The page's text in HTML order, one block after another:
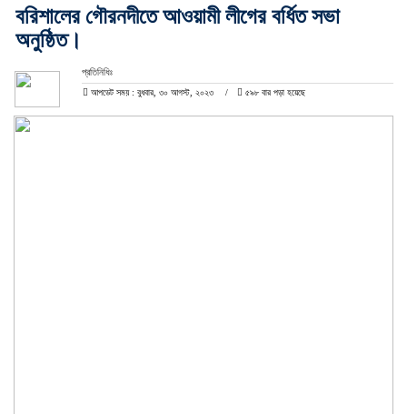
বরিশালের গৌরনদীতে আওয়ামী লীগের বর্ধিত সভা
অনুষ্ঠিত।
প্রতিনিধিঃ
আপডেট সময় : বুধবার, ৩০ আগস্ট, ২০২৩ ৫৯৮ বার পড়া হয়েছে